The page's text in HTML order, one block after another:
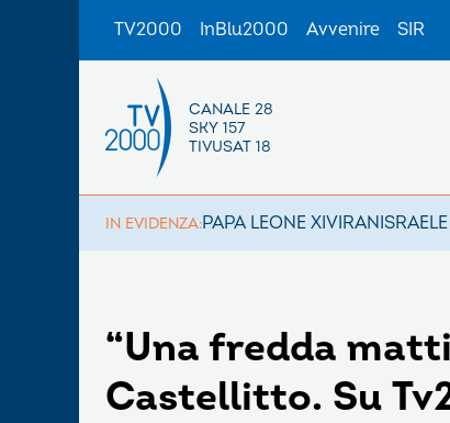
TV2000 InBlu2000 Avvenire SIR
CANALE 28
SKY 157
TIVUSAT 18
IN EVIDENZA:PAPA LEONE XIVIRAN
“Una fredda
Castellitto. Su